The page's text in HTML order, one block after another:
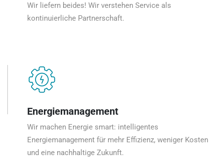
Wir liefern beides! Wir verstehen Service als
kontinuierliche Partnerschaft.
Energiemanagement
Wir machen Energie smart: intelligentes
Energiemanagement für mehr Effizienz, weniger Kosten
und eine nachhaltige Zukunft.